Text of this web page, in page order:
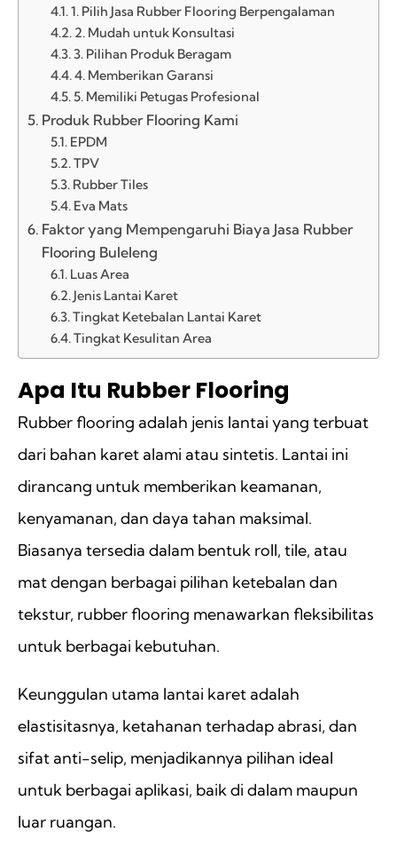
1. Pilih Jasa Rubber Flooring Berpengalaman
2. Mudah untuk Konsultasi
3. Pilihan Produk Beragam
4. Memberikan Garansi
5. Memiliki Petugas Profesional
Produk Rubber Flooring Kami
EPDM
TPV
Rubber Tiles
Eva Mats
Faktor yang Mempengaruhi Biaya Jasa Rubber
Flooring Buleleng
Luas Area
Jenis Lantai Karet
Tingkat Ketebalan Lantai Karet
Tingkat Kesulitan Area
Apa Itu Rubber Flooring
Rubber flooring adalah jenis lantai yang terbuat
dari bahan karet alami atau sintetis. Lantai ini
dirancang untuk memberikan keamanan,
kenyamanan, dan daya tahan maksimal.
Biasanya tersedia dalam bentuk roll, tile, atau
mat dengan berbagai pilihan ketebalan dan
tekstur, rubber flooring menawarkan fleksibilitas
untuk berbagai kebutuhan.
Keunggulan utama lantai karet adalah
elastisitasnya, ketahanan terhadap abrasi, dan
sifat anti-selip, menjadikannya pilihan ideal
untuk berbagai aplikasi, baik di dalam maupun
luar ruangan.